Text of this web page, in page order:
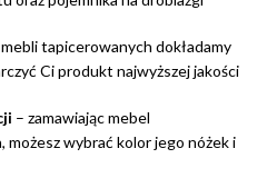
tapicerowanych dokładamy
Ci produkt najwyższej jakości
– zamawiając mebel
wybrać kolor jego nóżek i